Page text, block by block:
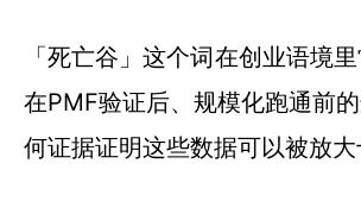
「死亡谷」这个词在创业语境
在PMF验证后、规模化跑通前
何证据证明这些数据可以被放大